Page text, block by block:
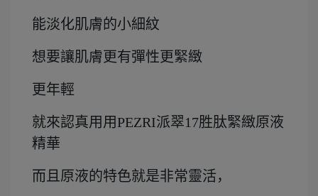
能淡化肌膚的小細紋
想要讓肌膚更有彈性更緊緻
更年輕
就來認真用用PEZRI派翠17胜肽緊緻原液
精華
而且原液的特色就是非常靈活，